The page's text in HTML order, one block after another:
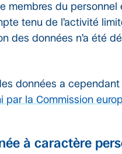
membres du personnel
tenu de l’activité
des données n’a été
données a
la Commission
à caractère